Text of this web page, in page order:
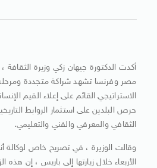
أكدت الدكتورة جيهان زكي وزيرة الثقافة
مصر وفرنسا تشهد شراكة متجددة
الاستراتيجي القائم على إعلاء القيم
حرص البلدين على استثمار الروابط
الثقافي والمعرفي والفني والتعليمي.
وقالت الوزيرة ، في تصريح خاص لوكالة
الأربعاء خلال زيارتها إلى باريس ، إن هذه